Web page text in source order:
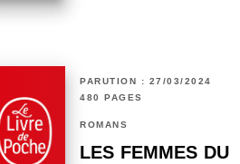
PARUTION : 27/03/2024
480 PAGES
ROMANS
LES FEMMES DU